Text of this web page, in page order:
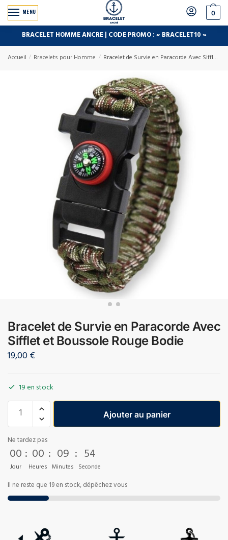
MENU 0
BRACELET HOMME ANCRE | CODE PROMO : « BRACELET10 »
Accueil / Bracelets pour Homme / Bracelet de Survie en Paracorde Avec Sifflet et Boussole Rouge Bodie
Bracelet de Survie en Paracorde Avec
Sifflet et Boussole Rouge Bodie
19,00€
19 en stock
Ajouter au panier
Ne tardez pas
00
Jour
: 00
Heures
: 09
Minutes
: 53
Seconde
Il ne reste que 19 en stock, dépêchez vous